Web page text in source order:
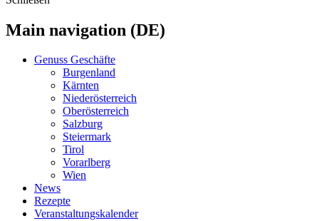
Main navigation (DE)
Genuss Geschäfte
Burgenland
Kärnten
Niederösterreich
Oberösterreich
Salzburg
Steiermark
Tirol
Vorarlberg
Wien
News
Rezepte
Veranstaltungskalender